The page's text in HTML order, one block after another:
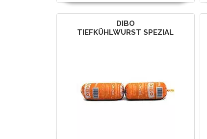
DIBO
TIEFKÜHLWURST SPEZIAL